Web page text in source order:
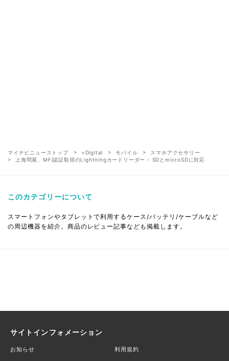
マイナビニューストップ +Digital モバイル
スマホアクセサリー
上海問屋、MFi認証取得のLightningカードリーダー - SDとmicroSDに対応
このカテゴリーについて
スマートフォンやタブレットで利用するケース/バッテリ/ケーブルなど
の周辺機器を紹介。商品のレビュー記事なども掲載します。
サイトインフォメーション
お知らせ 利用規約